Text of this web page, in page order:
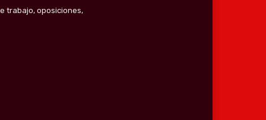
trabajo, oposiciones,